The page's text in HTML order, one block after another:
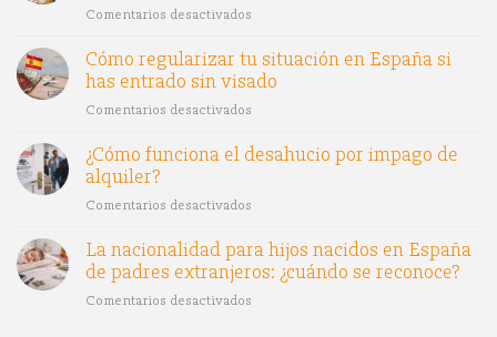
ciudad
sin
del
Comentarios desactivados
hacer
si
obras
de
vecinos?
Cómo regularizar tu situación en España si
has entrado sin visado
Comentarios desactivados
regularizar
si
has
¿Cómo funciona el desahucio por impago de
alquiler?
Comentarios desactivados
funciona
el
La nacionalidad para hijos nacidos en España
de padres extranjeros: ¿cuándo se reconoce?
Comentarios desactivados